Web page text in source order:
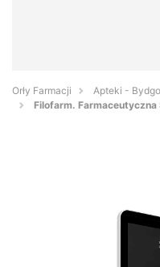
Orły Farmacji
Apteki -
Filofarm. Farmaceutyczna